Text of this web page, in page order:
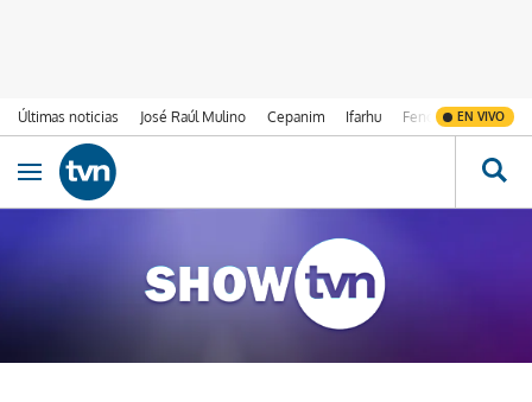
Últimas noticias José Raúl Mulino Cepanim Ifarhu Fenómeno de El
EN VIVO
Ir al contenido
Obrir navegació